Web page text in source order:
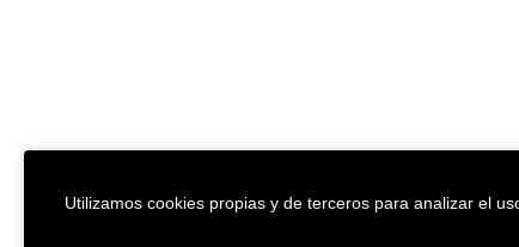
Utilizamos cookies propias y de terceros para analizar el